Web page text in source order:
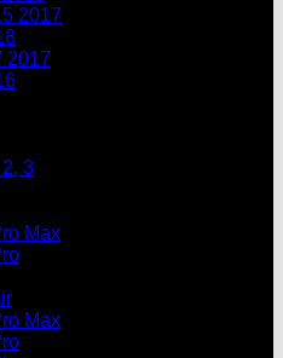
2017
2017
3
Max
Max